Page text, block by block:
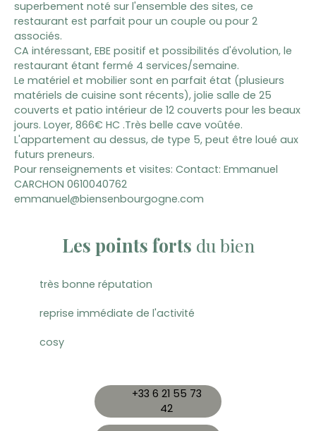
superbement noté sur l'ensemble des sites, ce
restaurant est parfait pour un couple ou pour 2
associés.
CA intéressant, EBE positif et possibilités d'évolution, le
restaurant étant fermé 4 services/semaine.
Le matériel et mobilier sont en parfait état (plusieurs
matériels de cuisine sont récents), jolie salle de 25
couverts et patio intérieur de 12 couverts pour les beaux
jours. Loyer, 866€ HC .Très belle cave voûtée.
L'appartement au dessus, de type 5, peut être loué aux
futurs preneurs.
Pour renseignements et visites: Contact: Emmanuel
CARCHON 0610040762
emmanuel@biensenbourgogne.com
Les points forts du bien
très bonne réputation
reprise immédiate de l'activité
cosy
+33 6 21 55 73
42